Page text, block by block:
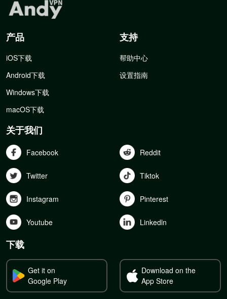
产品
iOS下载
Android下载
Windows下载
macOS下载
支持
帮助中心
设置指南
关于我们
Facebook Reddit
Twitter Tiktok
Instagram Pinterest
Youtube Linkedln
下载
Get it on
Google Play
Download on the
App Store